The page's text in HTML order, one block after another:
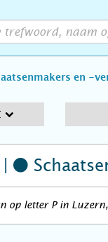
en -
op letter P in